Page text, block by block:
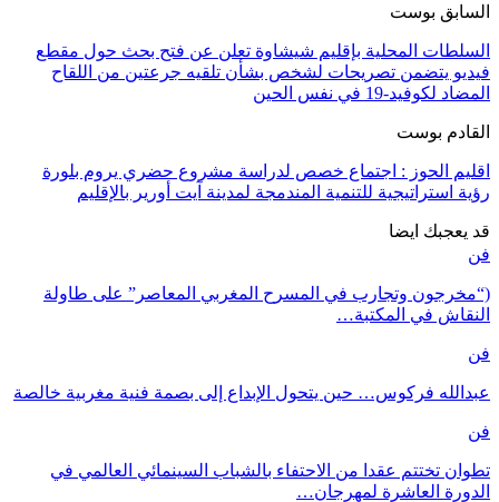
السابق بوست
السلطات المحلية بإقليم شيشاوة تعلن عن فتح بحث حول مقطع
فيديو يتضمن تصريحات لشخص بشأن تلقيه جرعتين من اللقاح
المضاد لكوفيد-19 في نفس الحين
القادم بوست
اقليم الحوز : اجتماع خصص لدراسة مشروع حضري يروم بلورة
رؤية استراتيجية للتنمية المندمجة لمدينة آيت أورير بالإقليم
قد يعجبك ايضا
فن
(“مخرجون وتجارب في المسرح المغربي المعاصر” على طاولة
النقاش في المكتبة…
فن
عبدالله فركوس… حين يتحول الإبداع إلى بصمة فنية مغربية خالصة
فن
تطوان تختتم عقدا من الاحتفاء بالشباب السينمائي العالمي في
الدورة العاشرة لمهرجان…